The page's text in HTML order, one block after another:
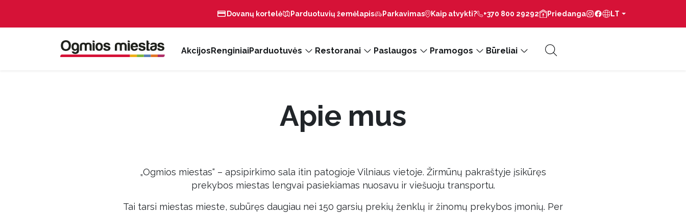
Dovanų kortelė Parduotuvių žemėlapis Parkavimas Kaip atvykti? +370 800 29292 Priedanga LT
AkcijosRenginiaiParduotuvės Restoranai Paslaugos Pramogos Būreliai
Apie mus
„Ogmios miestas“ – apsipirkimo sala itin patogioje Vilniaus vietoje. Žirmūnų pakraštyje įsikūręs
prekybos miestas lengvai pasiekiamas nuosavu ir viešuoju transportu.
Tai tarsi miestas mieste, subūręs daugiau nei 150 garsių prekių ženklų ir žinomų prekybos įmonių. Per